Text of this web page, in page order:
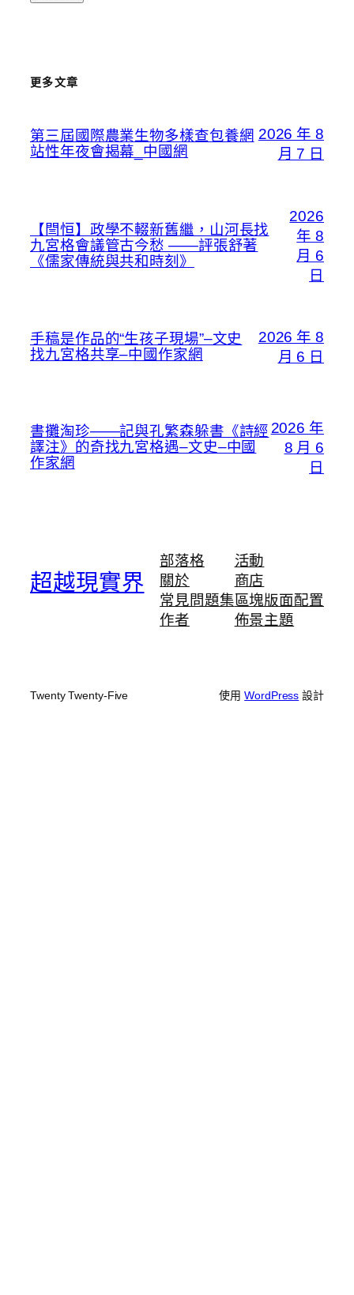
更多文章
第三屆國際農業生物多樣查包養網
站性年夜會揭幕_中國網
2026 年 8
月 7 日
【閆恒】政學不輟新舊繼，山河長找
九宮格會議管古今愁 ——評張舒著
《儒家傳統與共和時刻》
2026
年 8
月 6
日
手稿是作品的“生孩子現場”–文史
找九宮格共享–中國作家網
2026 年 8
月 6 日
書攤淘珍——記與孔繁森躲書《詩經
譯注》的奇找九宮格遇–文史–中國
作家網
2026 年
8 月 6
日
超越現實界
部落格
關於
常見問題集
作者
活動
商店
區塊版面配置
佈景主題
Twenty Twenty-Five 使用WordPress 設計